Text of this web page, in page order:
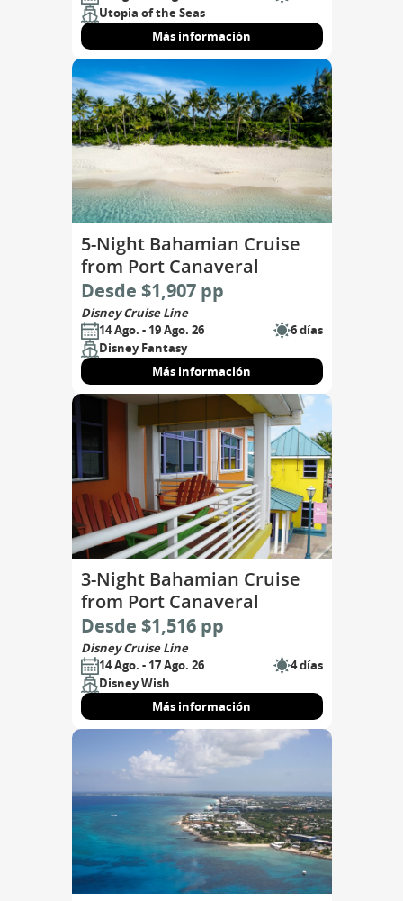
Utopia of the Seas
Más información
5-Night Bahamian Cruise
from Port Canaveral
Desde $1,907 pp
Disney Cruise Line
14 Ago. - 19 Ago. 26
6 días
Disney Fantasy
Más información
3-Night Bahamian Cruise
from Port Canaveral
Desde $1,516 pp
Disney Cruise Line
14 Ago. - 17 Ago. 26
4 días
Disney Wish
Más información